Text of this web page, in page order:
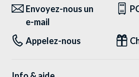
Envoyez-nous un
e-mail
Appelez-nous